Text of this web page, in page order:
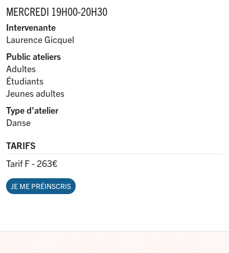
MERCREDI 19H00-20H30
Intervenante
Laurence Gicquel
Public ateliers
Adultes
Étudiants
Jeunes adultes
Type d'atelier
Danse
TARIFS
Tarif F - 263€
JE ME PRÉINSCRIS